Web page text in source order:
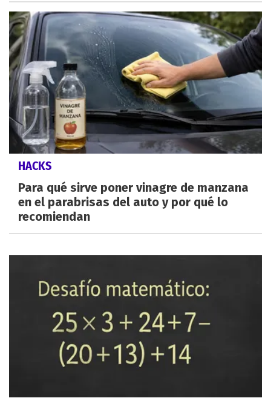
HACKS
Para qué sirve poner vinagre de manzana
en el parabrisas del auto y por qué lo
recomiendan